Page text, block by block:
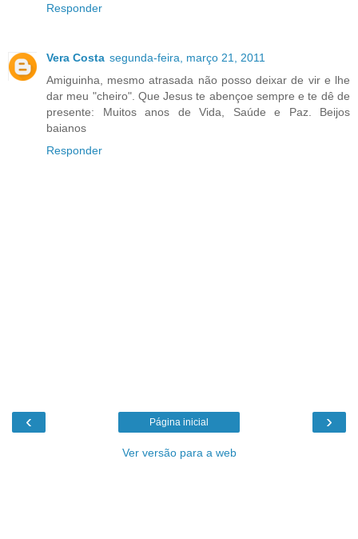
Responder
Vera Costa segunda-feira, março 21, 2011
Amiguinha, mesmo atrasada não posso deixar de vir e lhe
dar meu "cheiro". Que Jesus te abençoe sempre e te dê de
presente: Muitos anos de Vida, Saúde e Paz. Beijos
baianos
Responder
‹ ›
Página inicial
Ver versão para a web